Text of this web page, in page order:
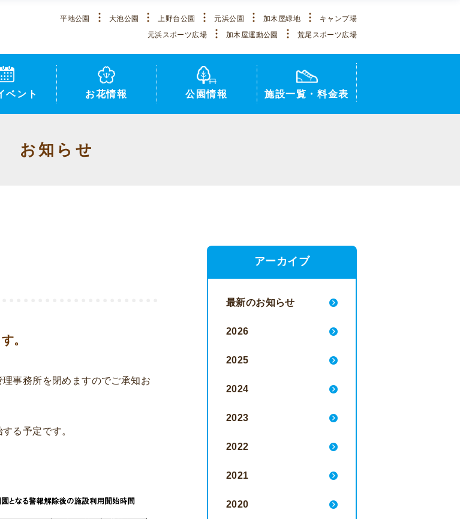
平地公園 大池公園 上野台公園 元浜公園 加木屋緑地
キャンプ場
元浜スポーツ広場
加木屋運動公園 荒尾スポーツ広場
ベント お花情報 公園情報 施設一覧・料金表
お知らせ
。
事務所を閉めますのでご承知お
る予定です。
アーカイブ
最新のお知らせ
2026
2025
2024
2023
2022
2021
2020